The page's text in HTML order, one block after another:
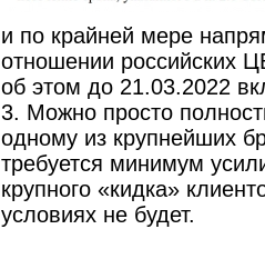
и по крайней мере
отношении российских
об этом до 21.03.2022
3. Можно просто
одному из крупнейших
требуется минимум
крупного «кидка»
условиях не будет.